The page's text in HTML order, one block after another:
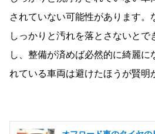
されていない可能性があります。
しっかりと汚れを落とさないとで
し、整備が済めば必然的に綺麗
れている車両は避けたほうが賢明